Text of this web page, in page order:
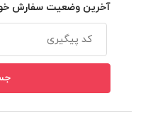
آخرین وضعیت سفارش